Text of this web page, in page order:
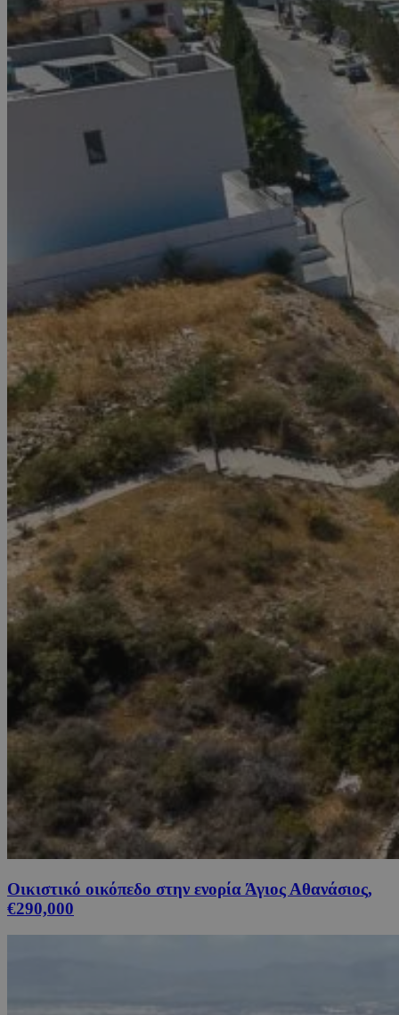
Οικιστικό οικόπεδο στην ενορία Άγιος Αθανάσιος,
€290,000